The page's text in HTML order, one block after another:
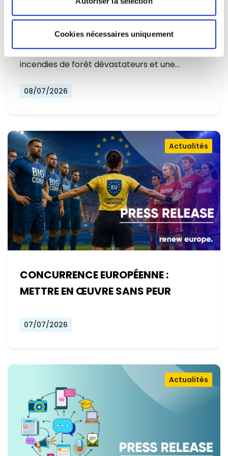
Cookies nécessaires uniquement
L'EUROPE NE PEUT PLUS SE
CONTENTER DE RÉAGIR ET DOIT SE
PRÉPARER
Alors que l'Europe connaît un nouvel été
marqué par des températures record, des
incendies de forêt dévastateurs et une…
08/07/2026
CONCURRENCE EUROPÉENNE :
METTRE EN ŒUVRE SANS PEUR
Actualités
07/07/2026
Actualités